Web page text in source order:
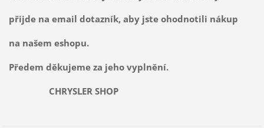
přijde na email dotazník, aby jste ohodnotili nákup
na našem eshopu.
Předem děkujeme za jeho vyplnění.
CHRYSLER SHOP